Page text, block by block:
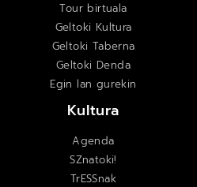
Tour birtuala
Geltoki Kultura
Geltoki Taberna
Geltoki Denda
Egin lan gurekin
Kultura
Agenda
SZnatoki!
TrESSnak